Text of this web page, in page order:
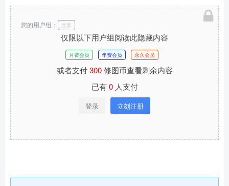
仅限以下用户组阅读此隐藏内容
月费会员 年费会员 永久会员
或者支付300修图币查看剩余内容
已有0人支付
登录 立刻注册
您的用户组： 游客